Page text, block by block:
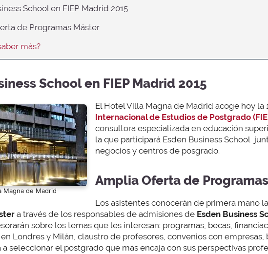
School en FIEP Madrid 2015
de Programas Máster
más?
School en FIEP Madrid 2015
Magna de Madrid
El Hotel Villa Magna de Madrid acoge hoy la
Internacional de Estudios de Postgrado
consultora especializada en educación
la que participará Esden Business School
negocios y centros de posgrado.
Amplia Oferta de
Los asistentes conocerán de primera mano
a través de los responsables de admisiones de Esden Business
sobre los temas que les interesan: programas, becas,
Londres y Milán, claustro de profesores, convenios con
a seleccionar el postgrado que más encaja con sus perspectivas